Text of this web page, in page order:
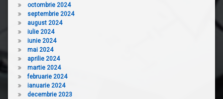
octombrie 2024
septembrie 2024
august 2024
iulie 2024
iunie 2024
mai 2024
aprilie 2024
martie 2024
februarie 2024
ianuarie 2024
decembrie 2023